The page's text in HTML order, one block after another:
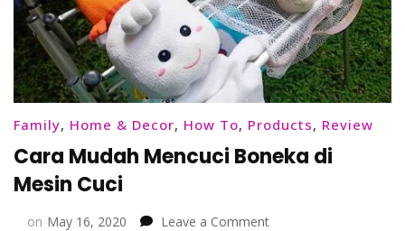
Family, Home & Decor, How To, Products, Review
Cara Mudah Mencuci Boneka di
Mesin Cuci
on May 16, 2020 Leave a Commenton